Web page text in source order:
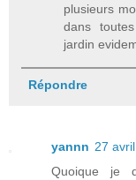
plusieurs
dans
jardin
Répondre
yannn 27
Quoique je